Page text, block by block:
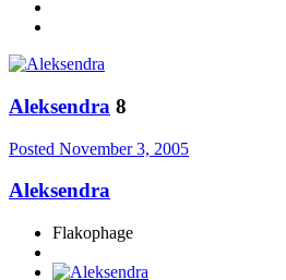
Aleksendra 8
Posted November 3, 2005
Aleksendra
Flakophage